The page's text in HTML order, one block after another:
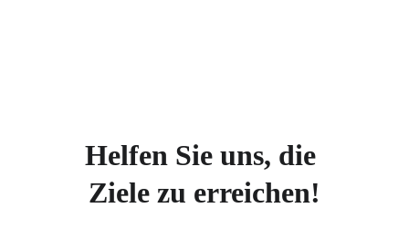
Helfen Sie uns, die
Ziele zu erreichen!